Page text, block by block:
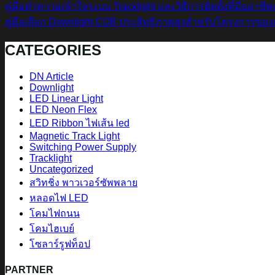
คู่มือทำความเข้าใจระบบ Tracklight และวิธีการติดตั้งที่มืออาชีพ
คู่มือเลือก Downlight COB ประสิทธิภาพสูงสำหรับโครงการขอ
CATEGORIES
DN Article
Downlight
LED Linear Light
LED Neon Flex
LED Ribbon ไฟเส้น led
Magnetic Track Light
Switching Power Supply
Tracklight
Uncategorized
สวิทชิ่ง พาวเวอร์ซัพพลาย
หลอดไฟ LED
โคมไฟถนน
โคมไฮเบย์
โซลาร์รูฟท็อป
PARTNER